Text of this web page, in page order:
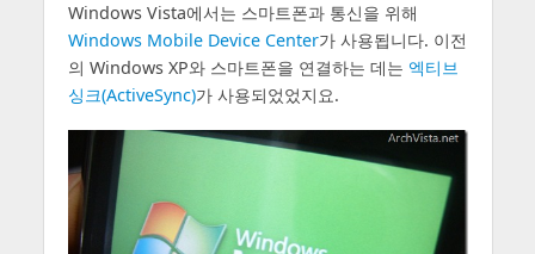
Windows Vista에서는 스마트폰과 통신을 위해
Windows Mobile Device Center가 사용됩니다. 이전
의 Windows XP와 스마트폰을 연결하는 데는 엑티브
싱크(ActiveSync)가 사용되었었지요.